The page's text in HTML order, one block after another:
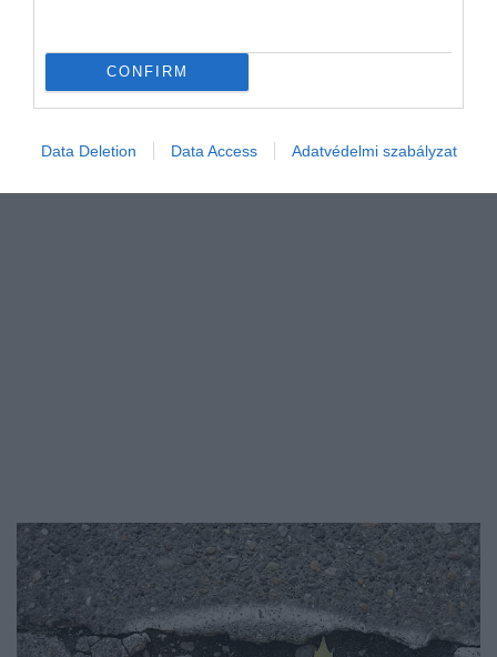
CONFIRM
Data Deletion Data Access Adatvédelmi szabályzat
fizet az útkezelő
Független Biztosítási Alkuszok Magyarországi Szövetsége szerint.